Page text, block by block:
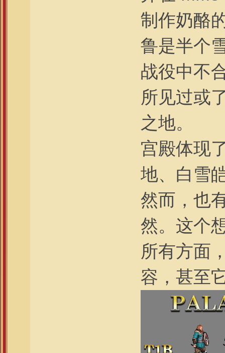
制作奶酪
鲁是半个
战役中不
所见过或
之地。
宫殿体现
地、白雪
然而，也
然。这个
所有方面
容，甚至